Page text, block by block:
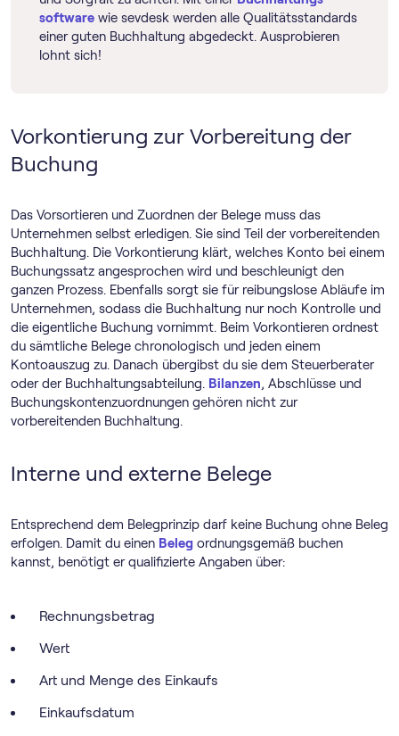
software wie sevdesk werden alle Qualitätsstandards
einer guten Buchhaltung abgedeckt. Ausprobieren
lohnt sich!
Vorkontierung zur Vorbereitung der
Buchung
Das Vorsortieren und Zuordnen der Belege muss das
Unternehmen selbst erledigen. Sie sind Teil der vorbereitenden
Buchhaltung. Die Vorkontierung klärt, welches Konto bei einem
Buchungssatz angesprochen wird und beschleunigt den
ganzen Prozess. Ebenfalls sorgt sie für reibungslose Abläufe im
Unternehmen, sodass die Buchhaltung nur noch Kontrolle und
die eigentliche Buchung vornimmt. Beim Vorkontieren ordnest
du sämtliche Belege chronologisch und jeden einem
Kontoauszug zu. Danach übergibst du sie dem Steuerberater
oder der Buchhaltungsabteilung. Bilanzen, Abschlüsse und
Buchungskontenzuordnungen gehören nicht zur
vorbereitenden Buchhaltung.
Interne und externe Belege
Entsprechend dem Belegprinzip darf keine Buchung ohne Beleg
erfolgen. Damit du einen Beleg ordnungsgemäß buchen
kannst, benötigt er qualifizierte Angaben über:
Rechnungsbetrag
Wert
Art und Menge des Einkaufs
Einkaufsdatum